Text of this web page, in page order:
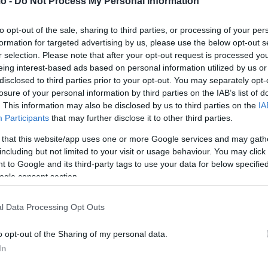
opt-out of the sale, sharing to third parties, or processing of your
for targeted advertising by us, please use the below opt-out
selection. Please note that after your opt-out request is processed
interest-based ads based on personal information utilized by us
to third parties prior to your opt-out. You may separately
of your personal information by third parties on the IAB’s list of
This information may also be disclosed by us to third parties on the
Participants that may further disclose it to other third parties.
that this website/app uses one or more Google services and may
but not limited to your visit or usage behaviour. You may
to Google and its third-party tags to use your data for below
consent section.
Data Processing Opt Outs
opt-out of the Sharing of my personal data.
ενδείξεις για την παρουσία τρίτου προσώπου
εμπλοκής της αδελφής του στον θανάσιμο τραυματισμό
ήταν εκείνη που κάλεσε το ΕΚΑΒ. Κατά τις ίδιες